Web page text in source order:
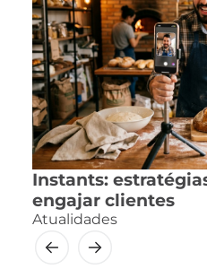
Instants:
engajar clientes
Atualidades